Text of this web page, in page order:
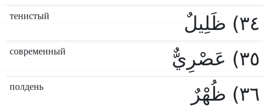
тенистый ٣٤) ظَلِيلٌ
современный ٣٥) عَصْرِيٌّ
полдень ٣٦) ظُهْرٌ